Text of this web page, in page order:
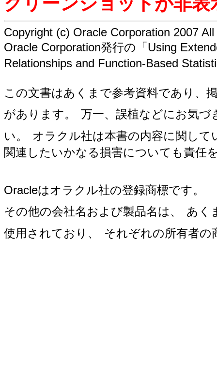
Copyright (c) Oracle Corporation 2007 All
Oracle Corporation発行の「Using
Relationships and Function-Based
この文書はあくまで参考資料であり、
があります。
万一、誤植などにお気
い。
オラクル社は本書の内容に関し
関連したいかなる損害についても責任
Oracleはオラクル社の登録商標です。
その他の会社名および製品名は、
あく
使用されており、
それぞれの所有者の